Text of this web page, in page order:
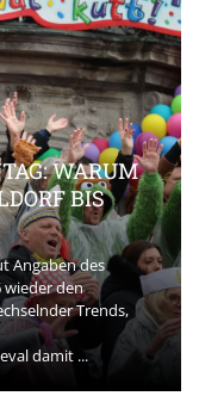
WARUM
BIS
Angaben des
wieder den
Trends,
damit ...